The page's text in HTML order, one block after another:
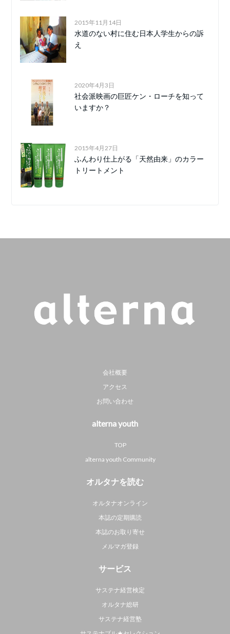
2015年11月14日
水道のない村に住む日本人学生からの訴
え
2020年4月3日
社会派映画の巨匠ケン・ローチを知って
いますか？
2015年4月27日
ふんわり仕上がる「天然由来」のカラー
トリートメント
会社概要
アクセス
お問い合わせ
alterna youth
TOP
alterna youth Community
オルタナを読む
オルタナオンライン
本誌の定期購読
本誌のお取り寄せ
メルマガ登録
サービス
サステナ経営検定
オルタナ総研
サステナ経営塾